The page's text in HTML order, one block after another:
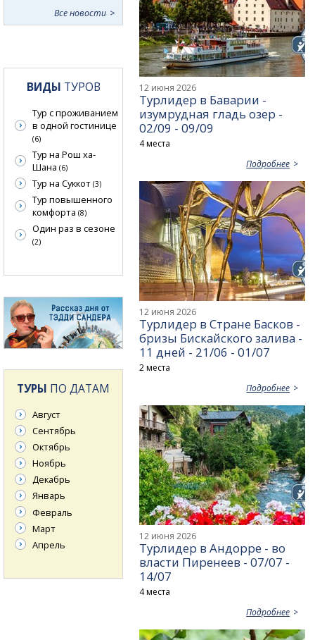
12 июня 2026
Турлидер в Баварии -
изумрудная гладь озер -
02/09 - 09/09
4 места
Подробнее
12 июня 2026
Турлидер в Стране Басков -
бризы Бискайского залива -
11 дней - 21/06 - 01/07
2 места
Подробнее
12 июня 2026
Турлидер в Андорре - во
власти Пиренеев - 07/07 -
14/07
4 места
Подробнее
Все новости
ВИДЫ ТУРОВ
Тур с проживанием
в одной гостинице
(6)
Тур на Рош ха-
Шана (6)
Тур на Суккот (3)
Тур повышенного
комфорта (8)
Один раз в сезоне
(2)
ТУРЫ ПО ДАТАМ
Август
Сентябрь
Октябрь
Ноябрь
Декабрь
Январь
Февраль
Март
Апрель